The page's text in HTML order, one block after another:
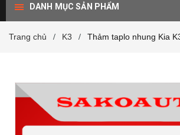
DANH MỤC SẢN PHẨM
Trang chủ / K3 / Thảm taplo nhung Kia